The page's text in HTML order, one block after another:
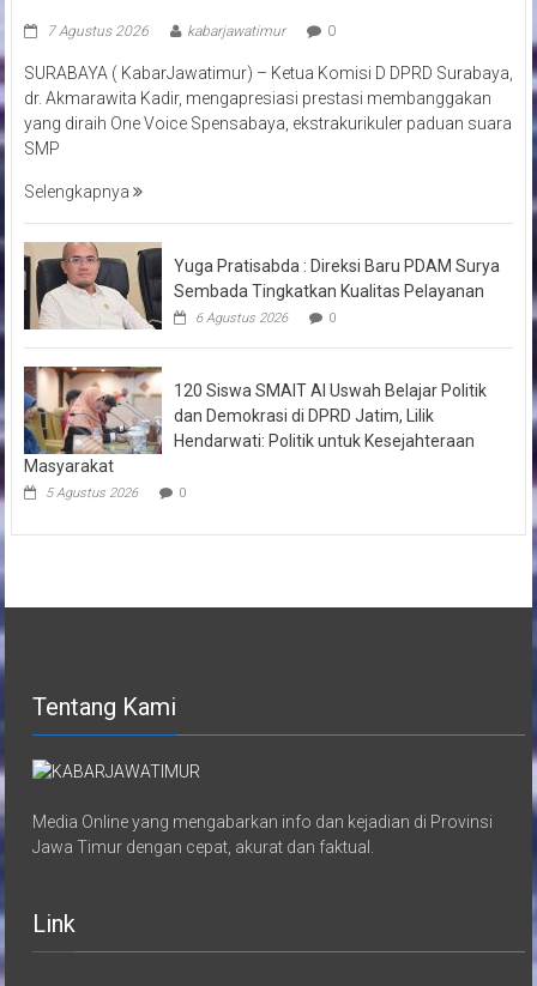
7 Agustus 2026 kabarjawatimur 0
SURABAYA ( KabarJawatimur) – Ketua Komisi D DPRD Surabaya,
dr. Akmarawita Kadir, mengapresiasi prestasi membanggakan
yang diraih One Voice Spensabaya, ekstrakurikuler paduan suara
SMP
Selengkapnya
Yuga Pratisabda : Direksi Baru PDAM Surya
Sembada Tingkatkan Kualitas Pelayanan
6 Agustus 2026 0
120 Siswa SMAIT Al Uswah Belajar Politik
dan Demokrasi di DPRD Jatim, Lilik
Hendarwati: Politik untuk Kesejahteraan
Masyarakat
5 Agustus 2026 0
Tentang Kami
Media Online yang mengabarkan info dan kejadian di Provinsi
Jawa Timur dengan cepat, akurat dan faktual.
Link